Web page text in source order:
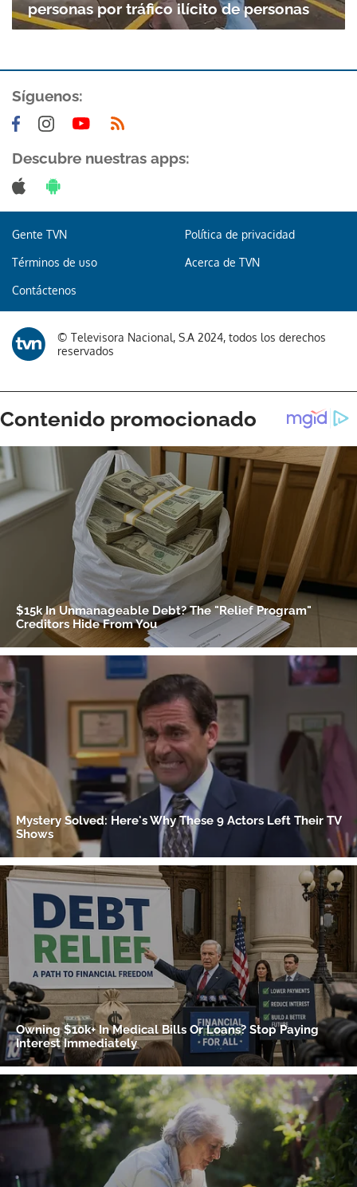
ACEPTAR
personas por tráfico ilícito de personas
Síguenos:
Descubre nuestras apps:
Gente TVN Política de privacidad
Términos de uso Acerca de TVN
Contáctenos
© Televisora Nacional, S.A 2024, todos los derechos
reservados